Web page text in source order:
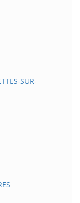
SUR-